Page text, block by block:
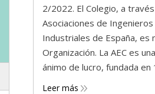
2/2022. El Colegio, a
Asociaciones de
Industriales de España, es
Organización. La AEC es
ánimo de lucro, fundada
Leer más